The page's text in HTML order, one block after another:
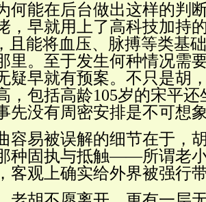
何能在后台做出这样的判
，早就用上了高科技加持
且能将血压、脉搏等类基
里。至于发生何种情况需
疑早就有预案。不只是胡
，包括高龄105岁的宋平
先没有周密安排是不可想
容易被误解的细节在于，
种固执与抵触——所谓老
客观上确实给外界被强行